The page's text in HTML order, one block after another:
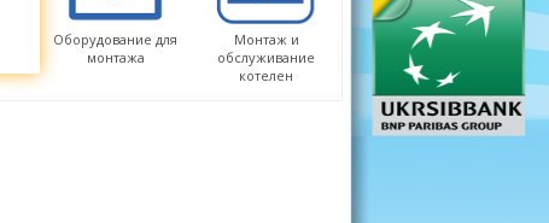
Оборудование для
монтажа
Монтаж и
обслуживание
котелен